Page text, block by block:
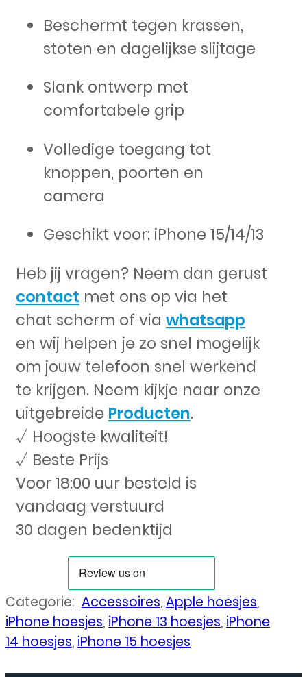
Beschermt tegen krassen,
stoten en dagelijkse slijtage
Slank ontwerp met
comfortabele grip
Volledige toegang tot
knoppen, poorten en
camera
Geschikt voor: iPhone 15/14/13
Heb jij vragen? Neem dan gerust
contact met ons op via het
chat scherm of via whatsapp
en wij helpen je zo snel mogelijk
om jouw telefoon snel werkend
te krijgen. Neem kijkje naar onze
uitgebreide Producten.
√ Hoogste kwaliteit!
√ Beste Prijs
Voor 18:00 uur besteld is
vandaag verstuurd
30 dagen bedenktijd
Categorie: Accessoires,Apple hoesjes,
iPhone hoesjes, iPhone 13 hoesjes, iPhone
14 hoesjes, iPhone 15 hoesjes